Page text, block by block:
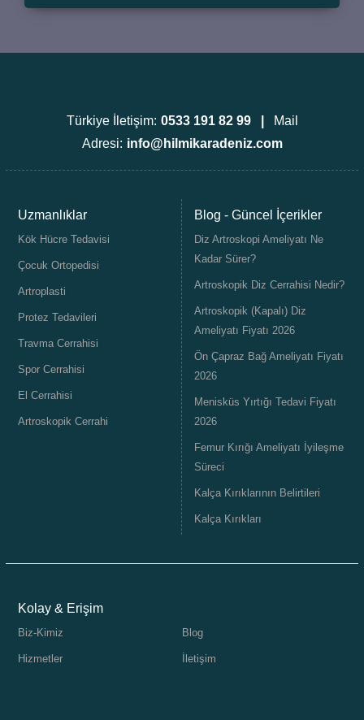
Türkiye İletişim: 0533 191 82 99 |
Mail
Adresi: info@hilmikaradeniz.com
Uzmanlıklar
Kök Hücre Tedavisi
Çocuk Ortopedisi
Artroplasti
Protez Tedavileri
Travma Cerrahisi
Spor Cerrahisi
El Cerrahisi
Artroskopik Cerrahi
Blog - Güncel İçerikler
Diz Artroskopi Ameliyatı Ne
Kadar Sürer?
Artroskopik Diz Cerrahisi Nedir?
Artroskopik (Kapalı) Diz
Ameliyatı Fiyatı 2026
Ön Çapraz Bağ Ameliyatı Fiyatı
2026
Menisküs Yırtığı Tedavi Fiyatı
2026
Femur Kırığı Ameliyatı İyileşme
Süreci
Kalça Kırıklarının Belirtileri
Kalça Kırıkları
Kolay & Erişim
Biz-Kimiz Blog
Hizmetler İletişim